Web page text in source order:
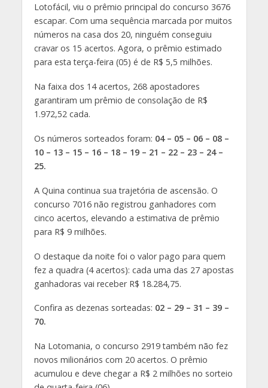
Lotofácil, viu o prêmio principal do concurso 3676
escapar. Com uma sequência marcada por muitos
números na casa dos 20, ninguém conseguiu
cravar os 15 acertos. Agora, o prêmio estimado
para esta terça-feira (05) é de R$ 5,5 milhões.
Na faixa dos 14 acertos, 268 apostadores
garantiram um prêmio de consolação de R$
1.972,52 cada.
Os números sorteados foram: 04 – 05 – 06 – 08 –
10 – 13 – 15 – 16 – 18 – 19 – 21 – 22 – 23 – 24 –
25.
A Quina continua sua trajetória de ascensão. O
concurso 7016 não registrou ganhadores com
cinco acertos, elevando a estimativa de prêmio
para R$ 9 milhões.
O destaque da noite foi o valor pago para quem
fez a quadra (4 acertos): cada uma das 27 apostas
ganhadoras vai receber R$ 18.284,75.
Confira as dezenas sorteadas: 02 – 29 – 31 – 39 –
70.
Na Lotomania, o concurso 2919 também não fez
novos milionários com 20 acertos. O prêmio
acumulou e deve chegar a R$ 2 milhões no sorteio